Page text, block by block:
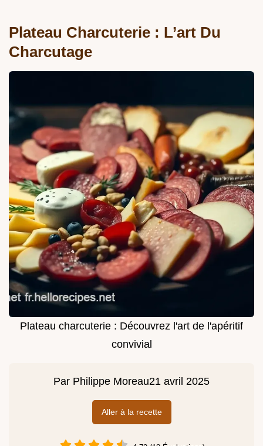
Plateau Charcuterie : L’art Du
Charcutage
Plateau charcuterie : Découvrez l'art de l'apéritif
convivial
Par Philippe Moreau21 avril 2025
Aller à la recette